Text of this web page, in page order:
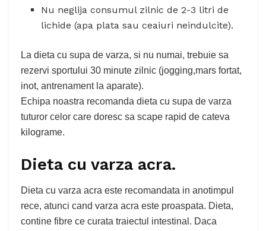
Nu neglija consumul zilnic de 2-3 litri de
lichide (apa plata sau ceaiuri neindulcite).
La dieta cu supa de varza, si nu numai, trebuie sa
rezervi sportului 30 minute zilnic (jogging,mars fortat,
inot, antrenament la aparate).
Echipa noastra recomanda dieta cu supa de varza
tuturor celor care doresc sa scape rapid de cateva
kilograme.
Dieta cu varza acra.
Dieta cu varza acra este recomandata in anotimpul
rece, atunci cand varza acra este proaspata. Dieta,
contine fibre ce curata traiectul intestinal. Daca